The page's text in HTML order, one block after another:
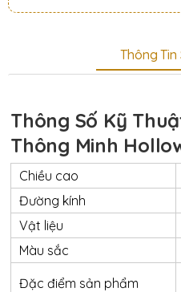
Thông Tin
Thông Số Kỹ
Thông Minh
Chiều cao
Đường kính
Vật liệu
Màu sắc
Đặc điểm sản phẩm